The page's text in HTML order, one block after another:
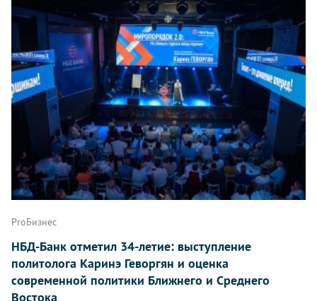
ProБизнес
НБД-Банк отметил 34-летие: выступление
политолога Каринэ Геворгян и оценка
современной политики Ближнего и Среднего
Востока